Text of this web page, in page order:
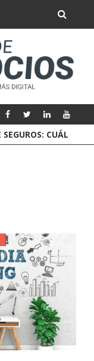
CORREDURÍA O AGENTE DE SEGUROS: CUÁL LE CONVIENE A UNA EMPRESA